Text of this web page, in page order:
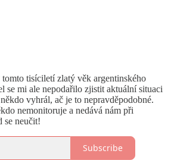
tisíciletí zlatý věk argentinského
se mi ale nepodařilo zjistit aktuální situaci
vyhrál, ač je to nepravděpodobné.
nemonitoruje a nedává nám při
se neučit!
Subscribe